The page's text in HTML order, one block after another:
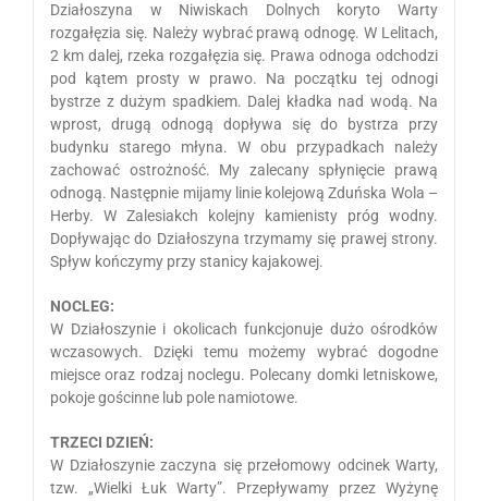
Działoszyna w Niwiskach Dolnych koryto Warty
rozgałęzia się. Należy wybrać prawą odnogę. W Lelitach,
2 km dalej, rzeka rozgałęzia się. Prawa odnoga odchodzi
pod kątem prosty w prawo. Na początku tej odnogi
bystrze z dużym spadkiem. Dalej kładka nad wodą. Na
wprost, drugą odnogą dopływa się do bystrza przy
budynku starego młyna. W obu przypadkach należy
zachować ostrożność. My zalecany spłynięcie prawą
odnogą. Następnie mijamy linie kolejową Zduńska Wola –
Herby. W Zalesiakch kolejny kamienisty próg wodny.
Dopływając do Działoszyna trzymamy się prawej strony.
Spływ kończymy przy stanicy kajakowej.
NOCLEG:
W Działoszynie i okolicach funkcjonuje dużo ośrodków
wczasowych. Dzięki temu możemy wybrać dogodne
miejsce oraz rodzaj noclegu. Polecany domki letniskowe,
pokoje gościnne lub pole namiotowe.
TRZECI DZIEŃ:
W Działoszynie zaczyna się przełomowy odcinek Warty,
tzw. „Wielki Łuk Warty”. Przepływamy przez Wyżynę